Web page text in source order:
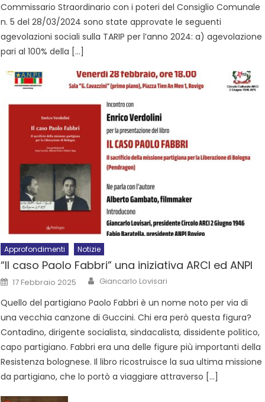
Commissario Straordinario con i poteri del Consiglio Comunale
n. 5 del 28/03/2024 sono state approvate le seguenti
agevolazioni sociali sulla TARIP per l’anno 2024: a) agevolazione
pari al 100% della […]
Approfondimenti Notizie
“Il caso Paolo Fabbri” una iniziativa ARCI ed ANPI
17 Febbraio 2025 Giancarlo Lovisari
Quello del partigiano Paolo Fabbri è un nome noto per via di
una vecchia canzone di Guccini. Chi era però questa figura?
Contadino, dirigente socialista, sindacalista, dissidente politico,
capo partigiano. Fabbri era una delle figure più importanti della
Resistenza bolognese. Il libro ricostruisce la sua ultima missione
da partigiano, che lo portò a viaggiare attraverso […]